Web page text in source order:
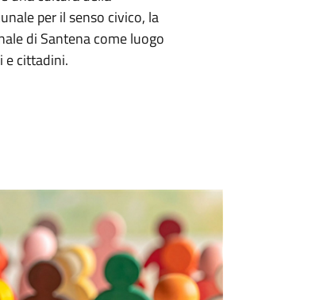
per il senso civico, la
di Santena come luogo
e cittadini.